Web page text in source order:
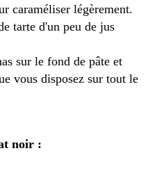
caraméliser légèrement.
tarte d'un peu de jus
sur le fond de pâte et
vous disposez sur tout le
noir :